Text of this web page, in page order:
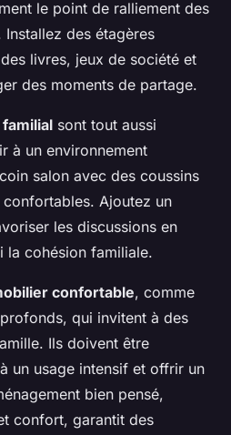
le point de ralliement des
des étagères
livres, jeux de société et
des moments de partage.
sont tout aussi
à un environnement
salon avec des coussins
Ajoutez un
les discussions en
la cohésion familiale.
confortable, comme
qui invitent à des
Ils doivent être
un usage intensif et offrir un
bien pensé,
confort, garantit des